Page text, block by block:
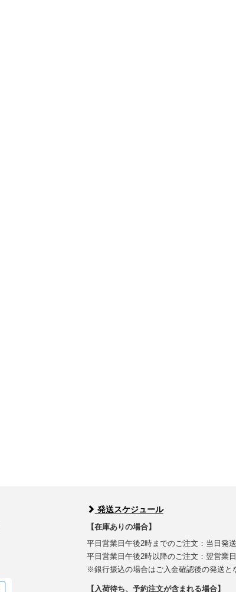
発送スケジュール
【在庫ありの場合】
平日営業日午後2時までのご注文：当日発送
平日営業日午後2時以降のご注文：翌営業
※銀行振込の場合はご入金確認後の発送と
【入荷待ち、予約注文が含まれる場合】